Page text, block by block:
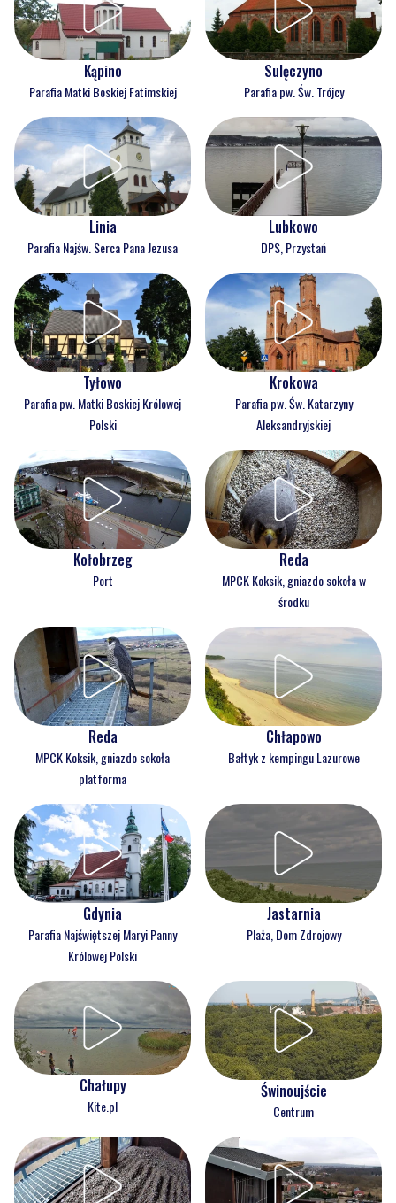
Kąpino
Parafia Matki Boskiej Fatimskiej
Sulęczyno
Parafia pw. Św. Trójcy
Linia
Parafia Najśw. Serca Pana Jezusa
Lubkowo
DPS, Przystań
Tyłowo
Parafia pw. Matki Boskiej Królowej
Polski
Krokowa
Parafia pw. Św. Katarzyny
Aleksandryjskiej
Kołobrzeg
Port
Reda
MPCK Koksik, gniazdo sokoła w
środku
Reda
MPCK Koksik, gniazdo sokoła
platforma
Chłapowo
Bałtyk z kempingu Lazurowe
Gdynia
Parafia Najświętszej Maryi Panny
Królowej Polski
Jastarnia
Plaża, Dom Zdrojowy
Chałupy
Kite.pl
Świnoujście
Centrum